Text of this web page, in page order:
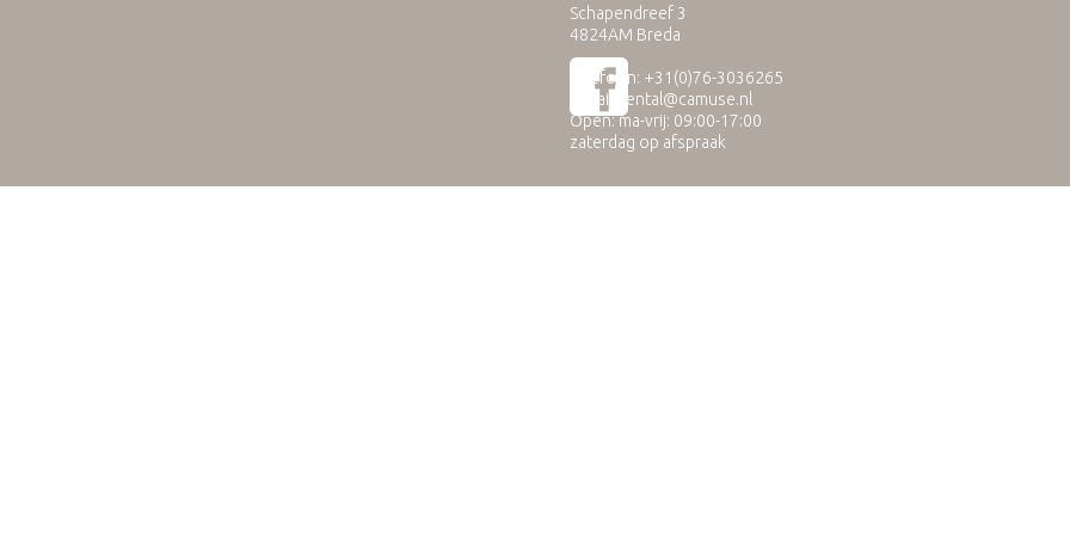
Schapendreef 3
4824AM Breda
Telefoon: +31(0)76-3036265
E-mail:
rental@camuse.nl
Open: ma-vrij: 09:00-17:00
zaterdag op afspraak